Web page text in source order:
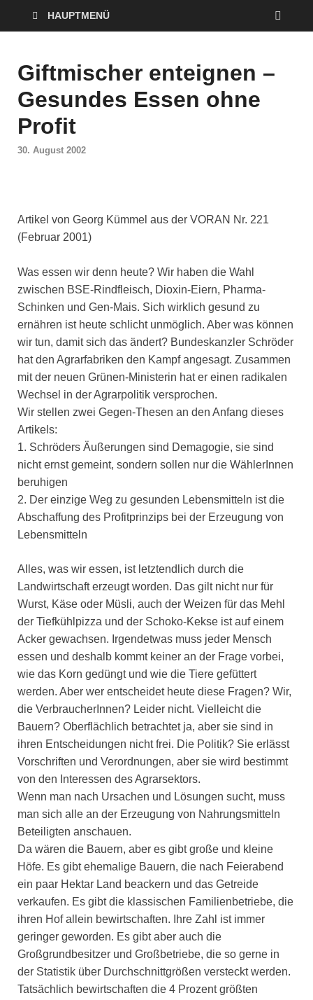
HAUPTMENÜ
Giftmischer enteignen –
Gesundes Essen ohne
Profit
30. August 2002
Artikel von Georg Kümmel aus der VORAN Nr. 221
(Februar 2001)
Was essen wir denn heute? Wir haben die Wahl
zwischen BSE-Rindfleisch, Dioxin-Eiern, Pharma-
Schinken und Gen-Mais. Sich wirklich gesund zu
ernähren ist heute schlicht unmöglich. Aber was können
wir tun, damit sich das ändert? Bundeskanzler Schröder
hat den Agrarfabriken den Kampf angesagt. Zusammen
mit der neuen Grünen-Ministerin hat er einen radikalen
Wechsel in der Agrarpolitik versprochen.
Wir stellen zwei Gegen-Thesen an den Anfang dieses
Artikels:
1. Schröders Äußerungen sind Demagogie, sie sind
nicht ernst gemeint, sondern sollen nur die WählerInnen
beruhigen
2. Der einzige Weg zu gesunden Lebensmitteln ist die
Abschaffung des Profitprinzips bei der Erzeugung von
Lebensmitteln
Alles, was wir essen, ist letztendlich durch die
Landwirtschaft erzeugt worden. Das gilt nicht nur für
Wurst, Käse oder Müsli, auch der Weizen für das Mehl
der Tiefkühlpizza und der Schoko-Kekse ist auf einem
Acker gewachsen. Irgendetwas muss jeder Mensch
essen und deshalb kommt keiner an der Frage vorbei,
wie das Korn gedüngt und wie die Tiere gefüttert
werden. Aber wer entscheidet heute diese Fragen? Wir,
die VerbraucherInnen? Leider nicht. Vielleicht die
Bauern? Oberflächlich betrachtet ja, aber sie sind in
ihren Entscheidungen nicht frei. Die Politik? Sie erlässt
Vorschriften und Verordnungen, aber sie wird bestimmt
von den Interessen des Agrarsektors.
Wenn man nach Ursachen und Lösungen sucht, muss
man sich alle an der Erzeugung von Nahrungsmitteln
Beteiligten anschauen.
Da wären die Bauern, aber es gibt große und kleine
Höfe. Es gibt ehemalige Bauern, die nach Feierabend
ein paar Hektar Land beackern und das Getreide
verkaufen. Es gibt die klassischen Familienbetriebe, die
ihren Hof allein bewirtschaften. Ihre Zahl ist immer
geringer geworden. Es gibt aber auch die
Großgrundbesitzer und Großbetriebe, die so gerne in
der Statistik über Durchschnittgrößen versteckt werden.
Tatsächlich bewirtschaften die 4 Prozent größten